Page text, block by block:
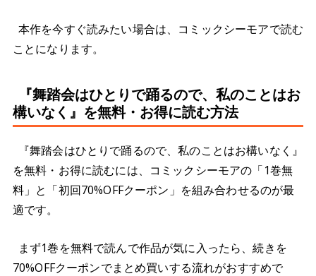
本作を今すぐ読みたい場合は、コミックシーモアで読む
ことになります。
『舞踏会はひとりで踊るので、私のことはお
構いなく』を無料・お得に読む方法
『舞踏会はひとりで踊るので、私のことはお構いなく』
を無料・お得に読むには、コミックシーモアの「1巻無
料」と「初回70%OFFクーポン」を組み合わせるのが最
適です。
まず1巻を無料で読んで作品が気に入ったら、続きを
70%OFFクーポンでまとめ買いする流れがおすすめで